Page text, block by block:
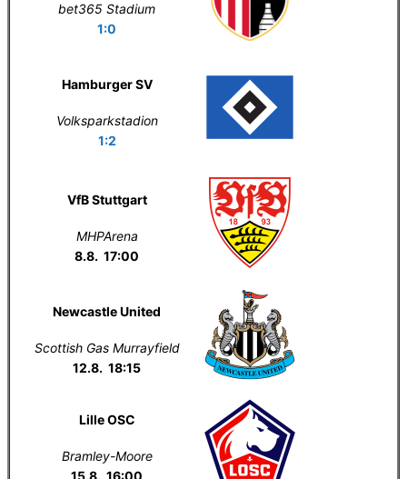
bet365 Stadium
1:0
Hamburger SV
Volksparkstadion
1:2
VfB Stuttgart
MHPArena
8.8. 17:00
Newcastle United
Scottish Gas Murrayfield
12.8. 18:15
Lille OSC
Bramley-Moore